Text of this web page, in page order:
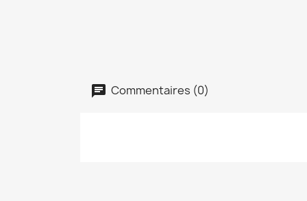
Commentaires (0)